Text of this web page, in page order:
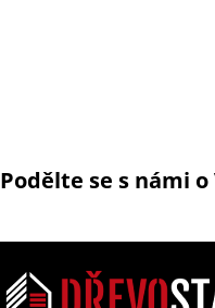
Podělte se s námi o